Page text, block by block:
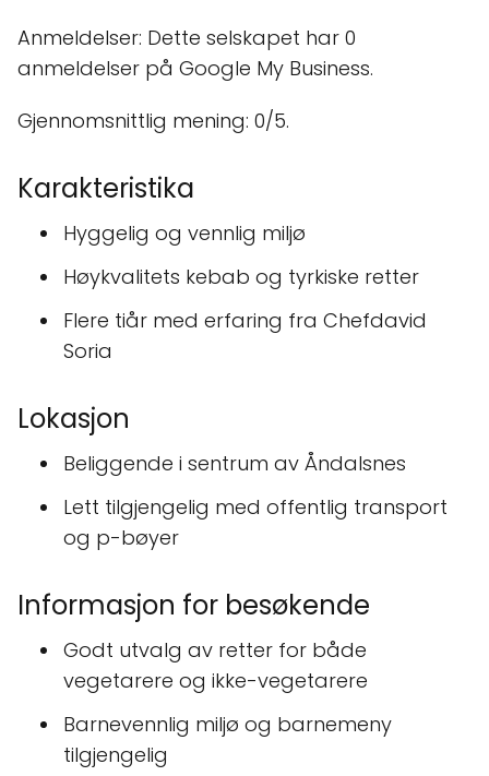
Anmeldelser: Dette selskapet har 0
anmeldelser på Google My Business.
Gjennomsnittlig mening: 0/5.
Karakteristika
Hyggelig og vennlig miljø
Høykvalitets kebab og tyrkiske retter
Flere tiår med erfaring fra Chefdavid
Soria
Lokasjon
Beliggende i sentrum av Åndalsnes
Lett tilgjengelig med offentlig transport
og p-bøyer
Informasjon for besøkende
Godt utvalg av retter for både
vegetarere og ikke-vegetarere
Barnevennlig miljø og barnemeny
tilgjengelig